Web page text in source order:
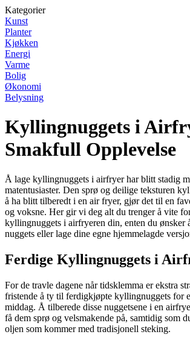
Kategorier
Kunst
Planter
Kjøkken
Energi
Varme
Bolig
Økonomi
Belysning
Kyllingnuggets i
Smakfull Opplevelse
Å lage kyllingnuggets i airfryer har blitt stadig
matentusiaster. Den sprø og deilige teksturen
å ha blitt tilberedt i en air fryer, gjør det til en
og voksne. Her gir vi deg alt du trenger å vite
kyllingnuggets i airfryeren din, enten du ønsker
nuggets eller lage dine egne hjemmelagde
Ferdige Kyllingnuggets i
For de travle dagene når tidsklemma er ekstra
fristende å ty til ferdigkjøpte kyllingnuggets for
middag. Å tilberede disse nuggetsene i en
få dem sprø og velsmakende på, samtidig som
oljen som kommer med tradisjonell steking.